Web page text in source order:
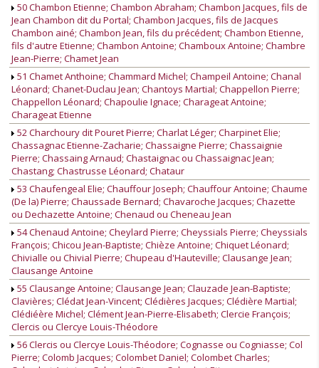
50 Chambon Etienne; Chambon Abraham; Chambon Jacques, fils de
Jean Chambon dit du Portal; Chambon Jacques, fils de Jacques
Chambon ainé; Chambon Jean, fils du précédent; Chambon Etienne,
fils d'autre Etienne; Chambon Antoine; Chamboux Antoine; Chambre
Jean-Pierre; Chamet Jean
51 Chamet Anthoine; Chammard Michel; Champeil Antoine; Chanal
Léonard; Chanet-Duclau Jean; Chantoys Martial; Chappellon Pierre;
Chappellon Léonard; Chapoulie Ignace; Charageat Antoine;
Charageat Etienne
52 Charchoury dit Pouret Pierre; Charlat Léger; Charpinet Elie;
Chassagnac Etienne-Zacharie; Chassaigne Pierre; Chassaignie
Pierre; Chassaing Arnaud; Chastaignac ou Chassaignac Jean;
Chastang; Chastrusse Léonard; Chataur
53 Chaufengeal Elie; Chauffour Joseph; Chauffour Antoine; Chaume
(De la) Pierre; Chaussade Bernard; Chavaroche Jacques; Chazette
ou Dechazette Antoine; Chenaud ou Cheneau Jean
54 Chenaud Antoine; Cheylard Pierre; Cheyssials Pierre; Cheyssials
François; Chicou Jean-Baptiste; Chièze Antoine; Chiquet Léonard;
Chivialle ou Chivial Pierre; Chupeau d'Hauteville; Clausange Jean;
Clausange Antoine
55 Clausange Antoine; Clausange Jean; Clauzade Jean-Baptiste;
Clavières; Clédat Jean-Vincent; Clédières Jacques; Clédière Martial;
Clédiéère Michel; Clément Jean-Pierre-Elisabeth; Clercie François;
Clercis ou Clercye Louis-Théodore
56 Clercis ou Clercye Louis-Théodore; Cognasse ou Cogniasse; Col
Pierre; Colomb Jacques; Colombet Daniel; Colombet Charles;